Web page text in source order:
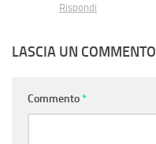
Rispondi
LASCIA UN COMMENTO
Commento*